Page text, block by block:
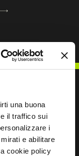
una buona
il traffico sui
i
e abilitare
cookie policy